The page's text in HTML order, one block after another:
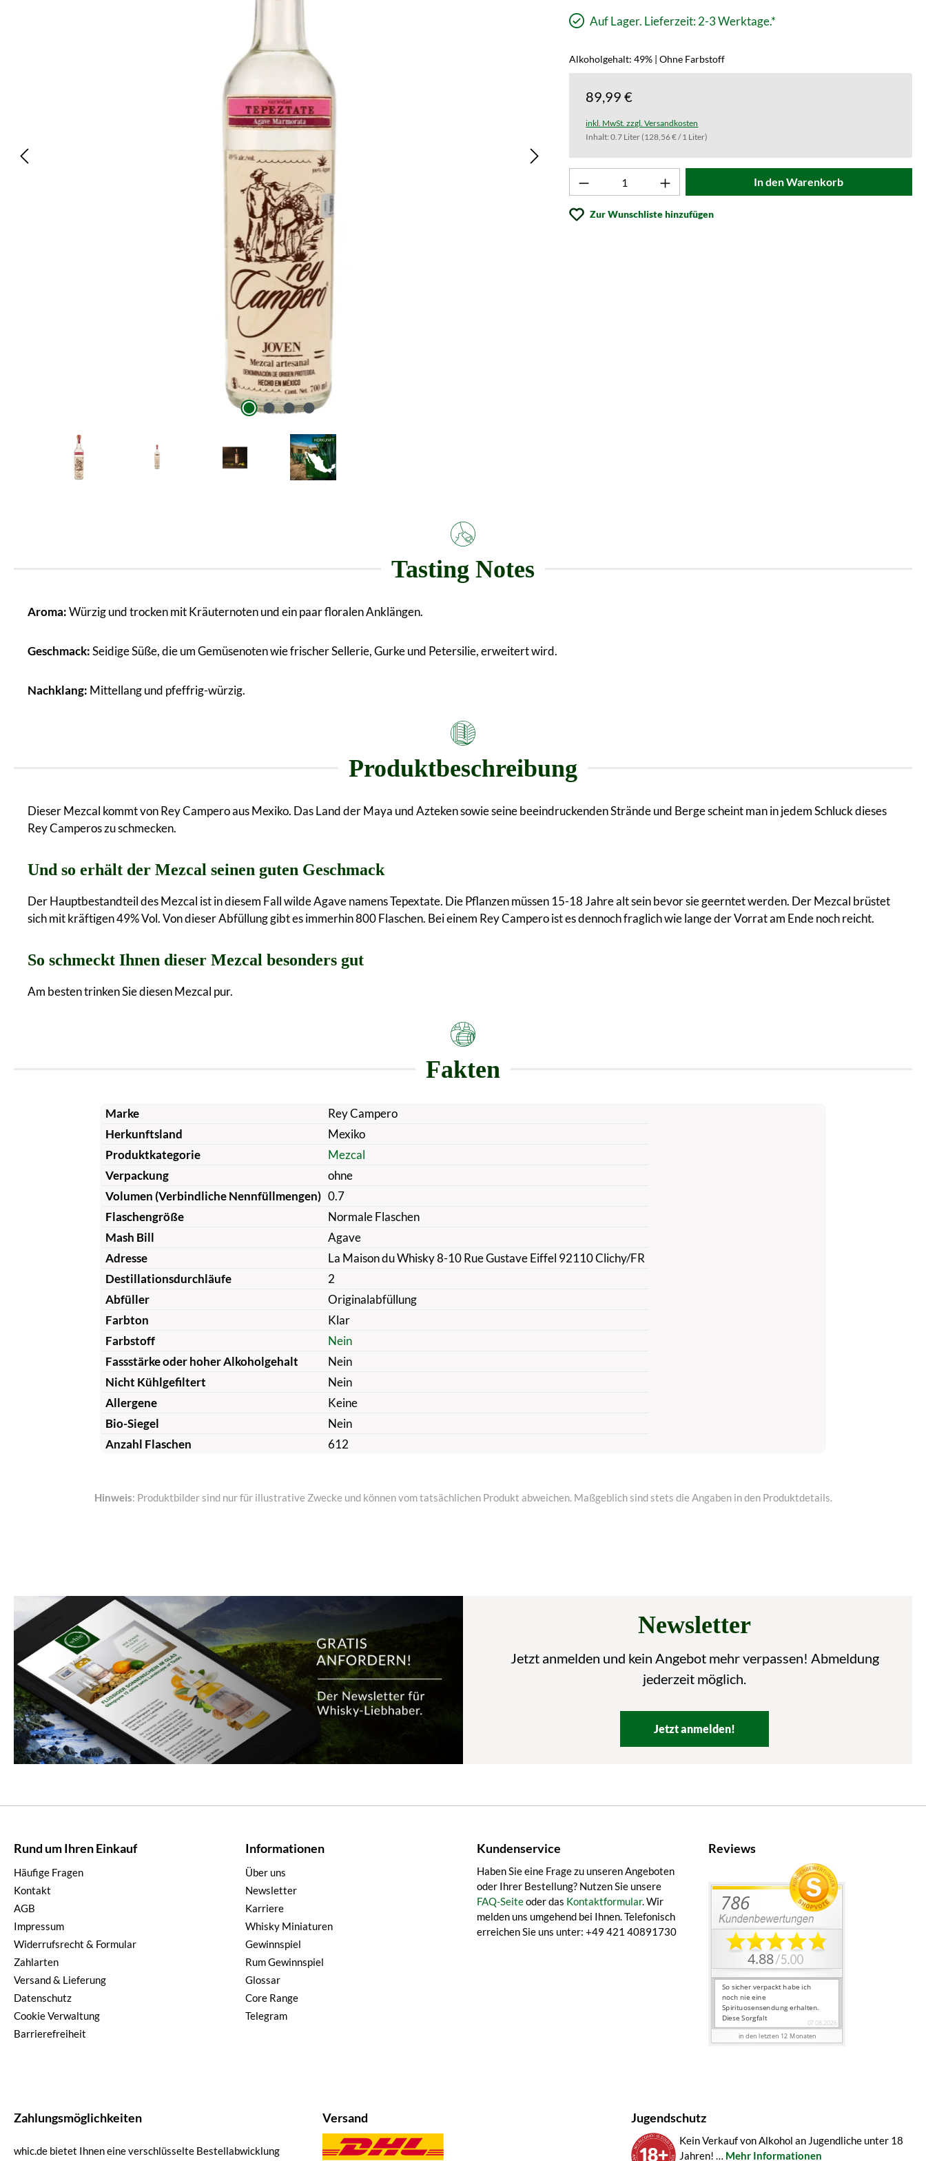
Auf Lager. Lieferzeit: 2-3 Werktage.*
Alkoholgehalt: 49% | Ohne Farbstoff
89,99 €
inkl. MwSt. zzgl. Versandkosten
Inhalt:0.7 Liter(128,56 € / 1 Liter)
Produkt Anzahl: Gib den gewünschten Wert ein
In den Warenkorb
Zur Wunschliste hinzufügen
Tasting Notes
Aroma:Würzig und trocken mit Kräuternoten und ein paar floralen Anklängen.
Geschmack:Seidige Süße, die um Gemüsenoten wie frischer Sellerie, Gurke und Petersilie, erweitert wird.
Nachklang: Mittellang und pfeffrig-würzig.
Produktbeschreibung
Dieser Mezcal kommt von Rey Campero aus Mexiko. Das Land der Maya und Azteken sowie seine beeindruckenden Strände und Berge scheint man in jedem Schluck dieses
Rey Camperos zu schmecken.
Und so erhält der Mezcal seinen guten Geschmack
Der Hauptbestandteil des Mezcal ist in diesem Fall wilde Agave namens Tepextate. Die Pflanzen müssen 15-18 Jahre alt sein bevor sie geerntet werden. Der Mezcal brüstet
sich mit kräftigen 49% Vol. Von dieser Abfüllung gibt es immerhin 800 Flaschen. Bei einem Rey Campero ist es dennoch fraglich wie lange der Vorrat am Ende noch reicht.
So schmeckt Ihnen dieser Mezcal besonders gut
Am besten trinken Sie diesen Mezcal pur.
Fakten
Marke
Rey Campero
Herkunftsland
Mexiko
Produktkategorie
Mezcal
Verpackung
ohne
Volumen (Verbindliche Nennfüllmengen) 0.7
Flaschengröße
Normale Flaschen
Mash Bill
Agave
Adresse
La Maison du Whisky 8-10 Rue Gustave Eiffel 92110 Clichy/FR
Destillationsdurchläufe
2
Abfüller
Originalabfüllung
Farbton
Klar
Farbstoff
Nein
Fassstärke oder hoher Alkoholgehalt
Nein
Nicht Kühlgefiltert
Nein
Allergene
Keine
Bio-Siegel
Nein
Anzahl Flaschen
612
Hinweis: Produktbilder sind nur für illustrative Zwecke und können vom tatsächlichen Produkt abweichen. Maßgeblich sind stets die Angaben in den Produktdetails.
Newsletter
Jetzt anmelden und kein Angebot mehr verpassen! Abmeldung
jederzeit möglich.
Jetzt anmelden!
Rund um Ihren Einkauf
Häufige Fragen
Kontakt
AGB
Impressum
Widerrufsrecht & Formular
Zahlarten
Versand & Lieferung
Datenschutz
Cookie Verwaltung
Barrierefreiheit
Informationen
Über uns
Newsletter
Karriere
Whisky Miniaturen
Gewinnspiel
Rum Gewinnspiel
Glossar
Core Range
Telegram
Kundenservice
Haben Sie eine Frage zu unseren Angeboten
oder Ihrer Bestellung? Nutzen Sie unsere
FAQ-Seiteoder das Kontaktformular. Wir
melden uns umgehend bei Ihnen. Telefonisch
erreichen Sie uns unter: +49 421 40891730
Reviews
Zahlungsmöglichkeiten
whic.de bietet Ihnen eine verschlüsselte Bestellabwicklung
Versand Jugendschutz
Kein Verkauf von Alkohol an Jugendliche unter 18
Jahren! … Mehr Informationen